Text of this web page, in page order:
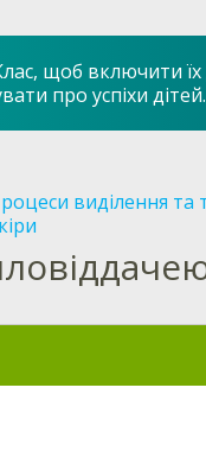
щоб включити
про успіхи дітей.
виділення та